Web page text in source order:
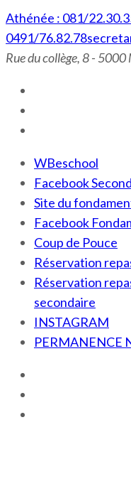
Athénée : 081/
0491/76.82.78
Rue du collège, 8 -
WBeschool
Facebook
Site du
Facebook
Coup de Pouce
Réservation
Réservation
secondaire
INSTAGRAM
PERMANENCE